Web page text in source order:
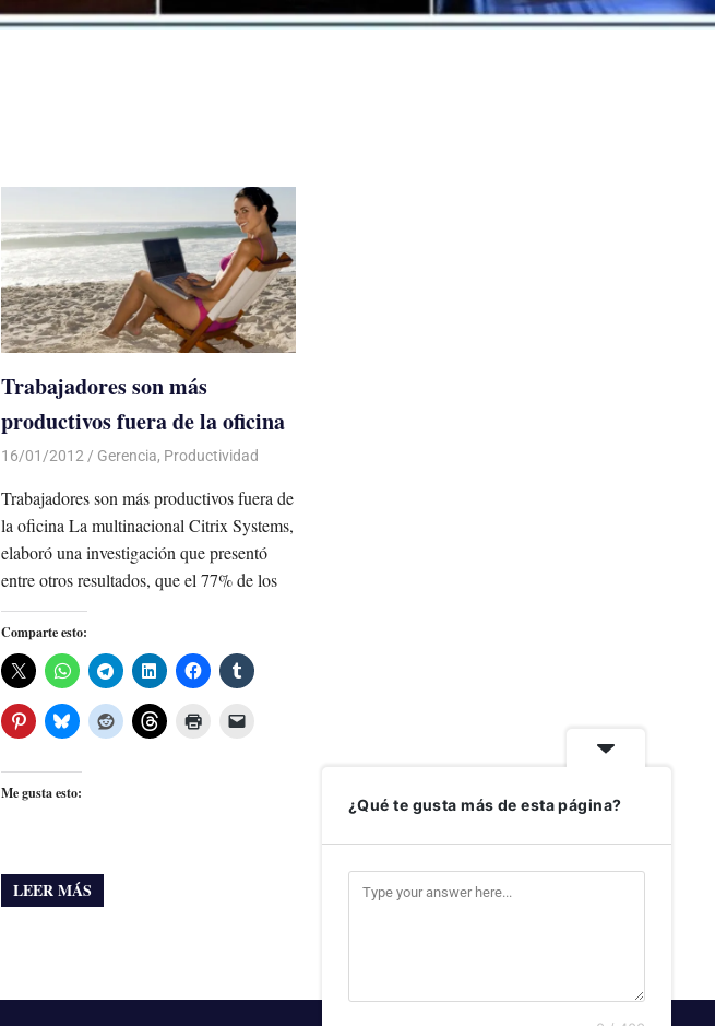
Trabajadores son más
productivos fuera de la oficina
16/01/2012 Luis Castellanos
Gerencia, Productividad
Trabajadores son más productivos fuera de
la oficina La multinacional Citrix Systems,
elaboró una investigación que presentó
entre otros resultados, que el 77% de los
Comparte esto:
Me gusta esto:
LEER MÁS
¿Qué te gusta más de esta página?